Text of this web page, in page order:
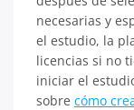
necesarias y
el estudio, la
licencias si no
iniciar el
sobre cómo